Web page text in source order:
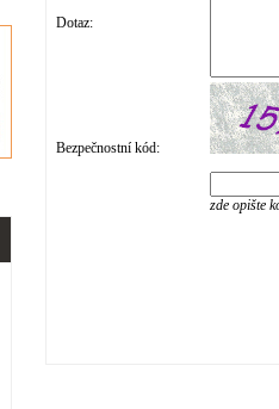
Dotaz:
Bezpečnostní kód:
zde opište